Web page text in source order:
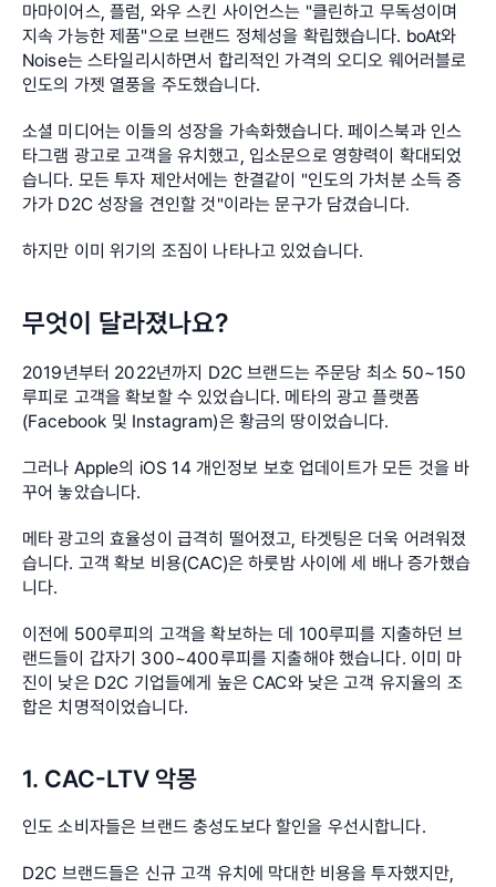
마마이어스, 플럼, 와우 스킨 사이언스는 "클린하고 무독성이며
지속 가능한 제품"으로 브랜드 정체성을 확립했습니다. boAt와
Noise는 스타일리시하면서 합리적인 가격의 오디오 웨어러블로
인도의 가젯 열풍을 주도했습니다.
소셜 미디어는 이들의 성장을 가속화했습니다. 페이스북과 인스
타그램 광고로 고객을 유치했고, 입소문으로 영향력이 확대되었
습니다. 모든 투자 제안서에는 한결같이 "인도의 가처분 소득 증
가가 D2C 성장을 견인할 것"이라는 문구가 담겼습니다.
하지만 이미 위기의 조짐이 나타나고 있었습니다.
무엇이 달라졌나요?
2019년부터 2022년까지 D2C 브랜드는 주문당 최소 50~150
루피로 고객을 확보할 수 있었습니다. 메타의 광고 플랫폼
(Facebook 및 Instagram)은 황금의 땅이었습니다.
그러나 Apple의 iOS 14 개인정보 보호 업데이트가 모든 것을 바
꾸어 놓았습니다.
메타 광고의 효율성이 급격히 떨어졌고, 타겟팅은 더욱 어려워졌
습니다. 고객 확보 비용(CAC)은 하룻밤 사이에 세 배나 증가했습
니다.
이전에 500루피의 고객을 확보하는 데 100루피를 지출하던 브
랜드들이 갑자기 300~400루피를 지출해야 했습니다. 이미 마
진이 낮은 D2C 기업들에게 높은 CAC와 낮은 고객 유지율의 조
합은 치명적이었습니다.
1. CAC-LTV 악몽
인도 소비자들은 브랜드 충성도보다 할인을 우선시합니다.
D2C 브랜드들은 신규 고객 유치에 막대한 비용을 투자했지만,